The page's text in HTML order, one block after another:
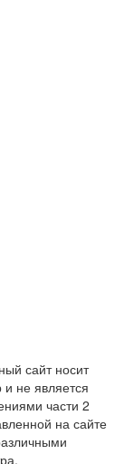
сайт носит
не является
части 2
на сайте